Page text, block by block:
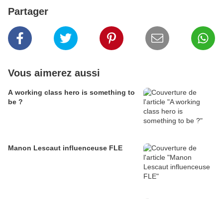
Partager
Vous aimerez aussi
A working class hero is something to
be ?
Manon Lescaut influenceuse FLE